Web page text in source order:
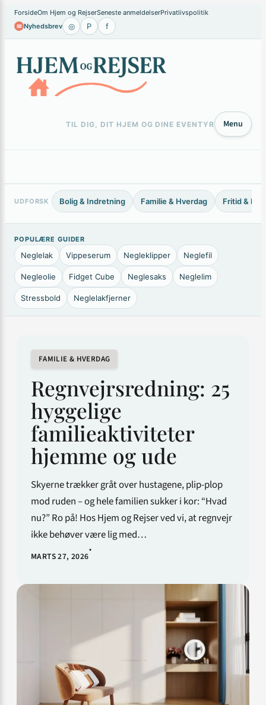
ForsideOm Hjem og RejserSeneste anmeldelserPrivatlivspolitik
✉ Nyhedsbrev ◎ P f
TIL DIG, DIT HJEM OG DINE EVENTYR Menu
UDFORSK Bolig & Indretning Familie & Hverdag Fritid &
POPULÆRE GUIDER
Neglelak Vippeserum Negleklipper Neglefil
Negleolie Fidget Cube Neglesaks Neglelim
Stressbold Neglelakfjerner
FAMILIE & HVERDAG
Regnvejrsredning: 25
hyggelige
familieaktiviteter
hjemme og ude
Skyerne trækker gråt over hustagene, plip-plop
mod ruden – og hele familien sukker i kor: “Hvad
nu?” Ro på! Hos Hjem og Rejser ved vi, at regnvejr
ikke behøver være lig med…
MARTS 27, 2026
•